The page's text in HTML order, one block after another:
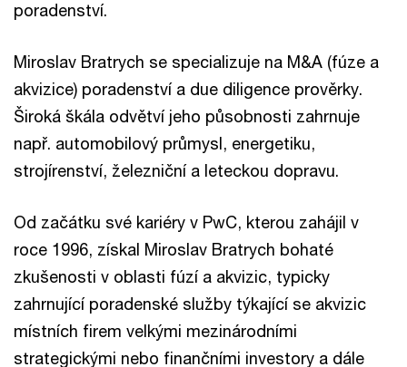
poradenství.
Miroslav Bratrych se specializuje na M&A (fúze a
akvizice) poradenství a due diligence prověrky.
Široká škála odvětví jeho působnosti zahrnuje
např. automobilový průmysl, energetiku,
strojírenství, železniční a leteckou dopravu.
Od začátku své kariéry v PwC, kterou zahájil v
roce 1996, získal Miroslav Bratrych bohaté
zkušenosti v oblasti fúzí a akvizic, typicky
zahrnující poradenské služby týkající se akvizic
místních firem velkými mezinárodními
strategickými nebo finančními investory a dále